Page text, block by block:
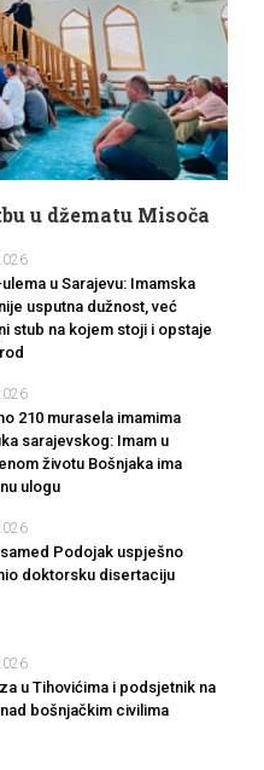
u džematu Misoča
u Sarajevu: Imamska
usputna dužnost, već
stub na kojem stoji i opstaje
210 murasela imamima
sarajevskog: Imam u
životu Bošnjaka ima
ulogu
Podojak uspješno
doktorsku disertaciju
u Tihovićima i podsjetnik na
bošnjačkim civilima